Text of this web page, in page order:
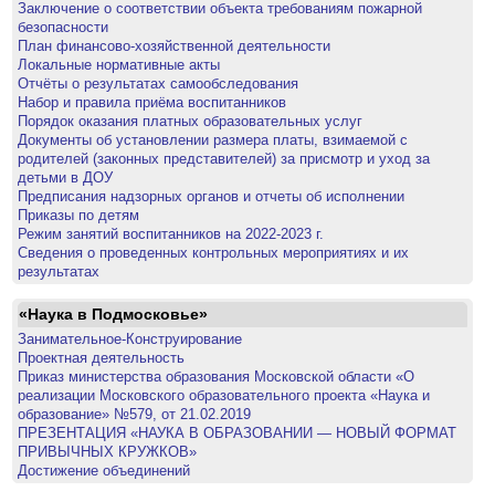
Заключение о соответствии объекта требованиям пожарной
безопасности
План финансово-хозяйственной деятельности
Локальные нормативные акты
Отчёты о результатах самообследования
Набор и правила приёма воспитанников
Порядок оказания платных образовательных услуг
Документы об установлении размера платы, взимаемой с
родителей (законных представителей) за присмотр и уход за
детьми в ДОУ
Предписания надзорных органов и отчеты об исполнении
Приказы по детям
Режим занятий воспитанников на 2022-2023 г.
Сведения о проведенных контрольных мероприятиях и их
результатах
«Наука в Подмосковье»
Занимательное-Конструирование
Проектная деятельность
Приказ министерства образования Московской области «О
реализации Московского образовательного проекта «Наука и
образование» №579, от 21.02.2019
ПРЕЗЕНТАЦИЯ «НАУКА В ОБРАЗОВАНИИ — НОВЫЙ ФОРМАТ
ПРИВЫЧНЫХ КРУЖКОВ»
Достижение объединений